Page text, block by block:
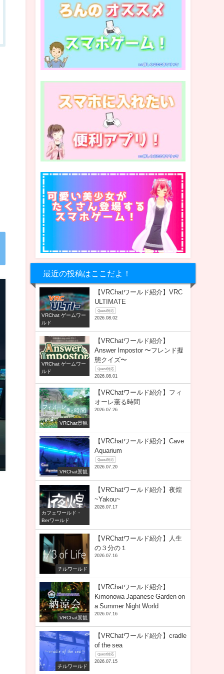
最近の投稿はここだよ！
VRChat ゲームワー
ルド
【VRChatワールド紹介】VRC
ULTIMATE
Quest対応
2026.08.02
VRChat ゲームワー
ルド
【VRChatワールド紹介】
Answer Impostor 〜フレンド擬
態クイズ〜
Quest対応
2026.08.01
VRChat景観
【VRChatワールド紹介】フィ
オーレ薫る時間
2026.07.26
VRChat景観
【VRChatワールド紹介】Cave
Aquarium
Quest対応
2026.07.20
カフェワールド・
Berワールド
【VRChatワールド紹介】夜煌
~Yakou~
2026.07.17
チルワールド
【VRChatワールド紹介】人生
の３分の１
2026.07.16
VRChat景観
【VRChatワールド紹介】
Kimonowa Japanese Garden on
a Summer Night World
2026.07.16
チルワールド
【VRChatワールド紹介】cradle
of the sea
Quest対応
2026.07.15